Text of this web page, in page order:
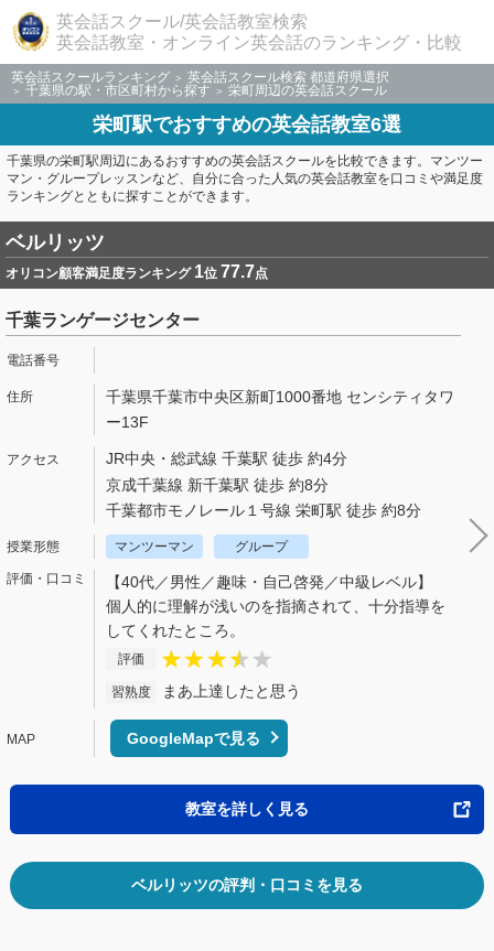
英会話スクール/英会話教室検索
英会話教室・オンライン英会話のランキング・比較
英会話スクールランキング
英会話スクール検索 都道府県選択
千葉県の駅・市区町村から探す
栄町周辺の英会話スクール
栄町駅でおすすめの英会話教室6選
千葉県の栄町駅周辺にあるおすすめの英会話スクールを比較できます。マンツー
マン・グループレッスンなど、自分に合った人気の英会話教室を口コミや満足度
ランキングとともに探すことができます。
ベルリッツ
オリコン顧客満足度ランキング 1位 77.7点
千葉ランゲージセンター
千葉県千葉市中央区新町1000番地 センシティタワ
ー13F
JR中央・総武線 千葉駅 徒歩 約4分
京成千葉線 新千葉駅 徒歩 約8分
千葉都市モノレール１号線 栄町駅 徒歩 約8分
マンツーマン グループ
【40代／男性／趣味・自己啓発／中級レベル】
個人的に理解が浅いのを指摘されて、十分指導を
してくれたところ。
評価
習熟度 まあ上達したと思う
GoogleMapで見る
教室を詳しく見る
ベルリッツの評判・口コミを見る